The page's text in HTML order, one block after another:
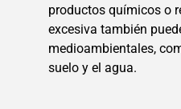
productos químicos o
excesiva también
medioambientales,
suelo y el agua.